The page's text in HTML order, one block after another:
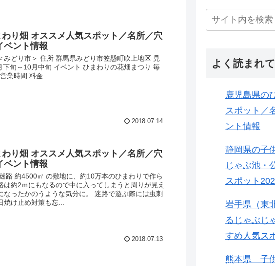
り畑 オススメ人気スポット／名所／穴
ベント情報
みどり市＞ 住所 群馬県みどり市笠懸町吹上地区 見
下旬～10月中旬 イベント ひまわりの花畑まつり 毎
業時間 料金 ...
2018.07.14
り畑 オススメ人気スポット／名所／穴
ベント情報
路 約4500㎡ の敷地に、約10万本のひまわりで作ら
は約2ｍにもなるので中に入ってしまうと周りが見え
なったかのうような気分に。 迷路で遊ぶ際には虫刺
焼け止め対策も忘...
2018.07.13
よく読まれ
鹿児島県の
スポット／
ント情報
静岡県の子
じゃぶ池・
スポット
岩手県（東
るじゃぶじ
すめ人気ス
熊本県 子